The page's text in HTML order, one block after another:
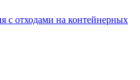
с отходами на контейнерных